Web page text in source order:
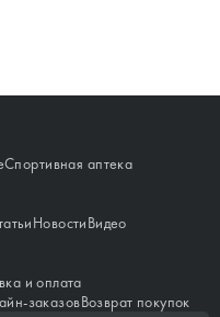
Спортивная аптека
НовостиВидео
и оплата
заказовВозврат покупок